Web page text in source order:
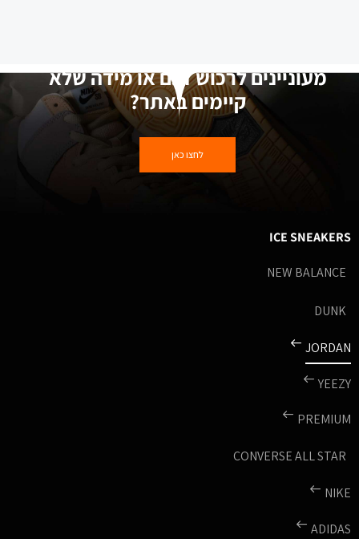
מעוניינים לרכוש דגם או מידה שלא
קיימים באתר?
לחצו כאן
ICE SNEAKERS
NEW BALANCE
DUNK
JORDAN
YEEZY
PREMIUM
CONVERSE ALL STAR
NIKE
ADIDAS